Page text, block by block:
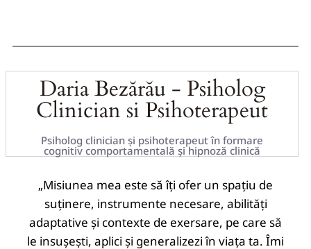
Daria Bezărău - Psiholog
Clinician si Psihoterapeut
Psiholog clinician și psihoterapeut în formare
cognitiv comportamentală și hipnoză clinică
„Misiunea mea este să îți ofer un spațiu de
suținere, instrumente necesare, abilități
adaptative și contexte de exersare, pe care să
le insușești, aplici și generalizezi în viața ta. Îmi